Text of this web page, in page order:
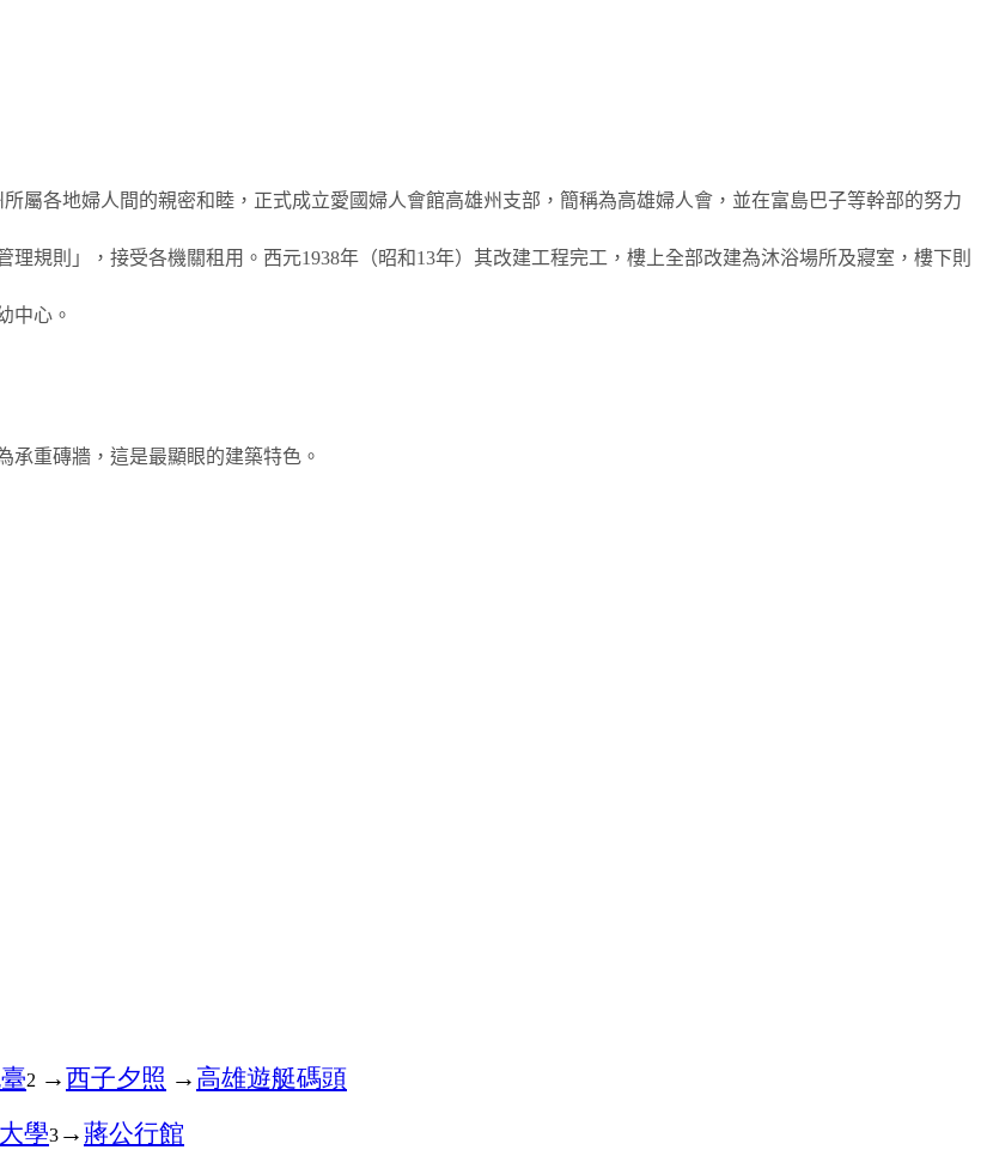
屬各地婦人間的親密和睦，正式成立愛國婦人會館高雄州支部，簡稱為高雄婦人會，並在富島巴子等幹部的努力
理規則」，接受各機關租用。西元1938年（昭和13年）其改建工程完工，樓上全部改建為沐浴場所及寢室，樓下則
中心。
重磚牆，這是最顯眼的建築特色。
2 →西子夕照 →高雄遊艇碼頭
學3 →蔣公行館